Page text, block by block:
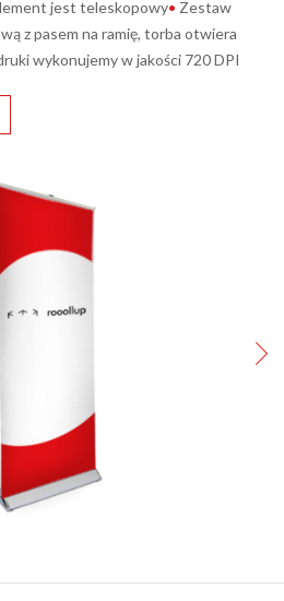
jest teleskopowy• Zestaw
z pasem na ramię, torba otwiera
wykonujemy w jakości 720 DPI